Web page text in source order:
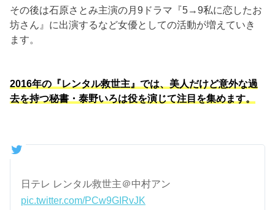
その後は石原さとみ主演の月9ドラマ『5→9私に恋したお
坊さん』に出演するなど女優としての活動が増えていき
ます。
2016年の『レンタル救世主』では、美人だけど意外な過
去を持つ秘書・泰野いろは役を演じて注目を集めます。
日テレ レンタル救世主＠中村アン
pic.twitter.com/PCw9GIRvJK